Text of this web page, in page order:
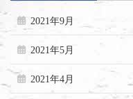
2021年9月
2021年5月
2021年4月